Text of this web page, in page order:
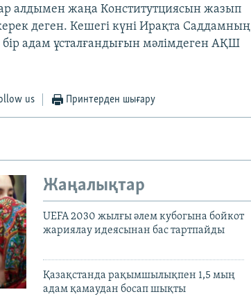
алдымен жаңа Конститутциясын жазып
деген. Кешегі күні Ирақта Саддамның
бір адам ұсталғандығын мәлімдеген АҚШ
us Принтерден шығару
Жаңалықтар
UEFA 2030 жылғы әлем кубогына бойкот
жариялау идеясынан бас тартпайды
Қазақстанда рақымшылықпен 1,5 мың
адам қамаудан босап шықты